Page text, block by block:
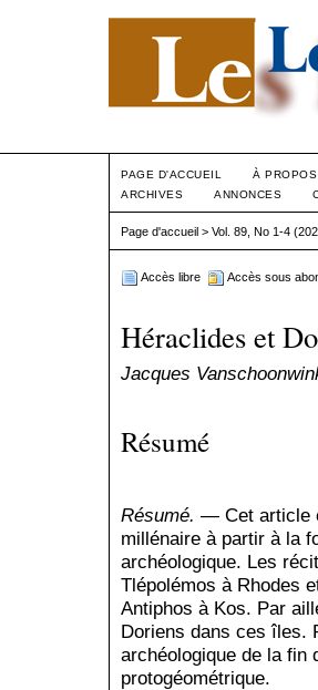
PAGE D'ACCUEIL À PROPOS
ARCHIVES
ANNONCES
Page d'accueil > Vol. 89, No 1-4
Accès libre Accès sous
Héraclides et
Jacques
Résumé
Résumé. — Cet article
millé­naire à partir à la
archéologique. Les
Tlépolémos à Rhodes
Antiphos à Kos. Par
Doriens dans ces îles.
archéologique de la fin
protogéométrique.